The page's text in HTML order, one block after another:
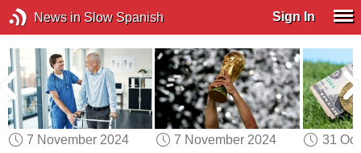
News in Slow Spanish Sign In
7 November 2024
7 November 2024
31